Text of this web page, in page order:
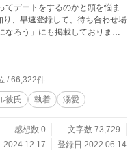
てデートをするのかと頭を悩ま
、早速登録して、待ち合わせ場
/ 66,322件
彼氏 執着 溺愛
感想数 0
文字数 73,729
2024.12.17
登録日 2022.06.14